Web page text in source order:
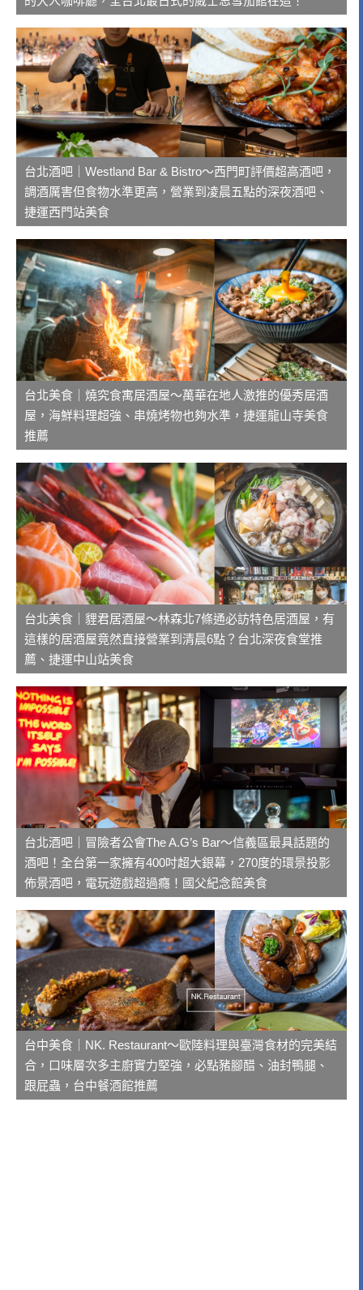
台北酒吧｜Westland Bar & Bistro～西門町評價超高酒吧，
調酒厲害但食物水準更高，營業到凌晨五點的深夜酒吧、
捷運西門站美食
台北美食｜燒究食寓居酒屋～萬華在地人激推的優秀居酒
屋，海鮮料理超強、串燒烤物也夠水準，捷運龍山寺美食
推薦
台北美食｜貍君居酒屋～林森北7條通必訪特色居酒屋，有
這樣的居酒屋竟然直接營業到清晨6點？台北深夜食堂推
薦、捷運中山站美食
台北酒吧｜冒險者公會The A.G’s Bar～信義區最具話題的
酒吧！全台第一家擁有400吋超大銀幕，270度的環景投影
佈景酒吧，電玩遊戲超過癮！國父紀念館美食
台中美食｜NK. Restaurant～歐陸料理與臺灣食材的完美結
合，口味層次多主廚實力堅強，必點豬腳醋、油封鴨腿、
跟屁蟲，台中餐酒館推薦